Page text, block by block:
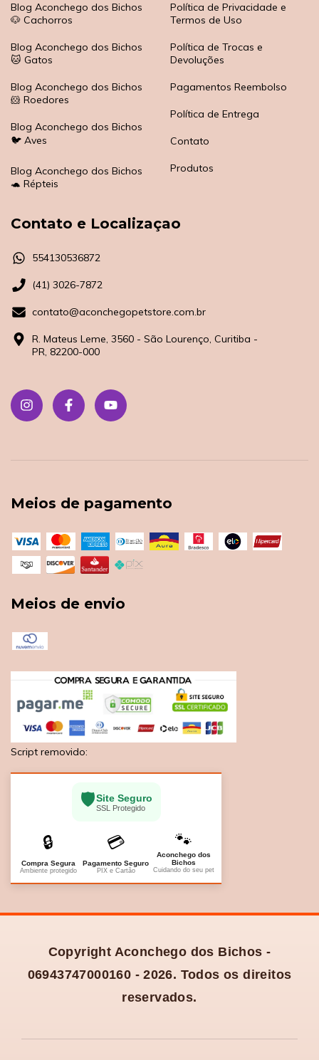
Blog Aconchego dos Bichos
🐶 Cachorros
Blog Aconchego dos Bichos
🐱 Gatos
Blog Aconchego dos Bichos
🐹 Roedores
Blog Aconchego dos Bichos
🐦 Aves
Blog Aconchego dos Bichos
🐢 Répteis
Política de Privacidade e
Termos de Uso
Política de Trocas e
Devoluções
Pagamentos Reembolso
Política de Entrega
Contato
Produtos
Contato e Localizaçao
554130536872
(41) 3026-7872
contato@aconchegopetstore.com.br
R. Mateus Leme, 3560 - São Lourenço, Curitiba -
PR, 82200-000
Meios de pagamento
Meios de envio
Script removido:
🛡️Site Seguro
SSL Protegido
🔒
Compra Segura
Ambiente protegido
💳
Pagamento Seguro
PIX e Cartão
🐾
Aconchego dos
Bichos
Cuidando do seu pet
Copyright Aconchego dos Bichos -
06943747000160 - 2026. Todos os direitos
reservados.